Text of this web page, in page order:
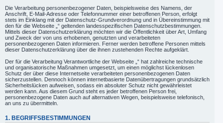
Die Verarbeitung personenbezogener Daten, beispielsweise des Namens, der
Anschrift, E-Mail-Adresse oder Telefonnummer einer betroffenen Person, erfolgt
stets im Einklang mit der Datenschutz-Grundverordnung und in Übereinstimmung mit
den für die Webseite „“ geltenden landesspezifischen Datenschutzbestimmungen.
Mittels dieser Datenschutzerklärung möchten wir die Öffentlichkeit über Art, Umfang
und Zweck der von uns erhobenen, genutzten und verarbeiteten
personenbezogenen Daten informieren. Ferner werden betroffene Personen mittels
dieser Datenschutzerklärung über die ihnen zustehenden Rechte aufgeklärt.
Der für die Verarbeitung Verantwortliche der Webseite „“ hat zahlreiche technische
und organisatorische Maßnahmen umgesetzt, um einen möglichst lückenlosen
Schutz der über diese Internetseite verarbeiteten personenbezogenen Daten
sicherzustellen. Dennoch können internetbasierte Datenübertragungen grundsätzlich
Sicherheitslücken aufweisen, sodass ein absoluter Schutz nicht gewährleistet
werden kann. Aus diesem Grund steht es jeder betroffenen Person frei,
personenbezogene Daten auch auf alternativen Wegen, beispielsweise telefonisch,
an uns zu übermitteln.
1. BEGRIFFSBESTIMMUNGEN